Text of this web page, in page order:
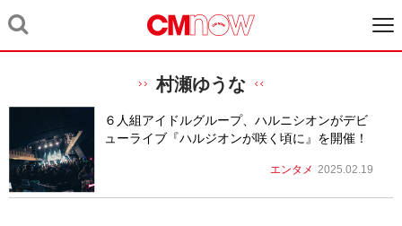
村瀬ゆうな
６人組アイドルグループ、ハルニシオンがデビ
ューライブ『ハルジオンが咲く頃に』を開催！
エンタメ 2025.02.19